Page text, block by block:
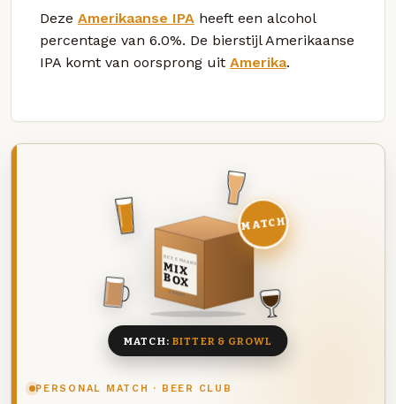
Deze Amerikaanse IPA heeft een alcohol
percentage van 6.0%. De bierstijl Amerikaanse
IPA komt van oorsprong uit Amerika.
PERSONAL MATCH · BEER CLUB
DEZE MAAND
MIX
BOX
8 BIEREN
MATCH
MATCH: BITTER & GROWL